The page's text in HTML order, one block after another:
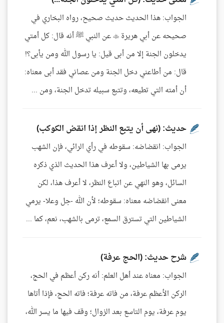
الجواب: هذا الحديث حديث صحيح، رواه البخاري في
صحيحه عن أبي هريرة  عن النبي ﷺ أنه قال: كل أمتي
يدخلون الجنة إلا من أبى قيل: يا رسول الله ومن يأبى؟!
قال: من أطاعني دخل الجنة ومن عصاني فقد أبى معناه:
أن أمته التي تطيعه، وتتبع سبيله تدخل الجنة، ومن ...
حديث: (نهى أن يتبع النظر إذا انقض الكوكب)
الجواب: انقضاضه: سقوطه في رأي الرائي، فإن الشهب
يرمى بها الشياطين، ولا أعرف هذا الحديث الذي ذكره
السائل، وهو النهي عن اتباع النظر، لا أعرف هذا، لكن
معنى انقضاضه معناه: سقوطه؛ لأن الله -جل وعلا- يرمي
الشياطين التي تسترق السمع، ترمى بالشهب، نعم، كما ...
شرح حديث: (الحج عرفة)
الجواب: معناه عند أهل العلم: أنه ركن أعظم في الحج،
الركن الأعظم عرفة، من فاته عرفة؛ فاته الحج، فإذا أتاها
يوم عرفة، يوم التاسع بعد الزوال؛ وقف فيها ما يسر الله،